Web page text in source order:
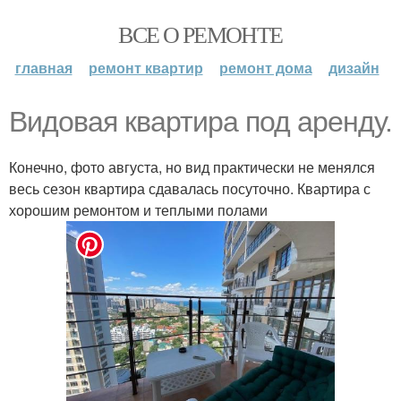
ВСЕ О РЕМОНТЕ
главная ремонт квартир ремонт дома дизайн
Видовая квартира под аренду.
Конечно, фото августа, но вид практически не менялся
весь сезон квартира сдавалась посуточно. Квартира с
хорошим ремонтом и теплыми полами